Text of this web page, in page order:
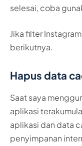
selesai, coba
Jika filter
berikutnya.
Hapus data
Saat saya
aplikasi
aplikasi dan data
penyimpanan